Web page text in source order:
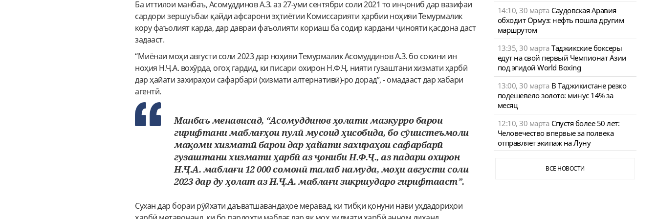
Ба иттилои манбаъ, Асомуддинов А.З. аз 27-уми сентябри соли 2021 то инҷониб дар вазифаи
сардори зершуъбаи қайди афсарони эҳтиётии Комиссарияти ҳарбии ноҳияи Темурмалик
кору фаъолият карда, дар давраи фаъолияти кориаш ба содир кардани ҷинояти қасдона даст
задааст.
“Миёнаи моҳи августи соли 2023 дар ноҳияи Темурмалик Асомуддинов А.З. бо сокини ин
ноҳия Н.Ҷ.А. вохӯрда, огоҳ гардид, ки писари охирон Н.Ф.Ҷ. нияти гузаштани хизмати ҳарбӣ
дар ҳайати захираҳои сафарбарӣ (хизмати алтернативӣ)-ро дорад”, - омадааст дар хабари
агентӣ.
Манбаъ менависад, “Асомуддинов ҳолати мазкурро барои
гирифтани маблағҳои пулӣ мусоид ҳисобида, бо сӯиистеъмоли
мақоми хизматӣ барои дар ҳайати захираҳои сафарбарӣ
гузаштани хизмати ҳарбӣ аз ҷониби Н.Ф.Ҷ., аз падари охирон
Н.Ҷ.А. маблағи 12 000 сомонӣ талаб намуда, моҳи августи соли
2023 дар ду ҳолат аз Н.Ҷ.А. маблағи зикршударо гирифтааст”.
Сухан дар бораи рӯйхати даъватшавандаҳое меравад, ки тибқи қонуни нави уҳдадориҳои
14:10, 30 марта Саудовская Аравия
обходит Ормуз: нефть пошла другим
маршрутом
13:35, 30 марта Таджикские боксеры
едут на свой первый Чемпионат Азии
под эгидой World Boxing
13:00, 30 марта В Таджикистане резко
подешевело золото: минус 14% за
месяц
12:10, 30 марта Спустя более 50 лет:
Человечество впервые за полвека
отправляет экипаж на Луну
ВСЕ НОВОСТИ